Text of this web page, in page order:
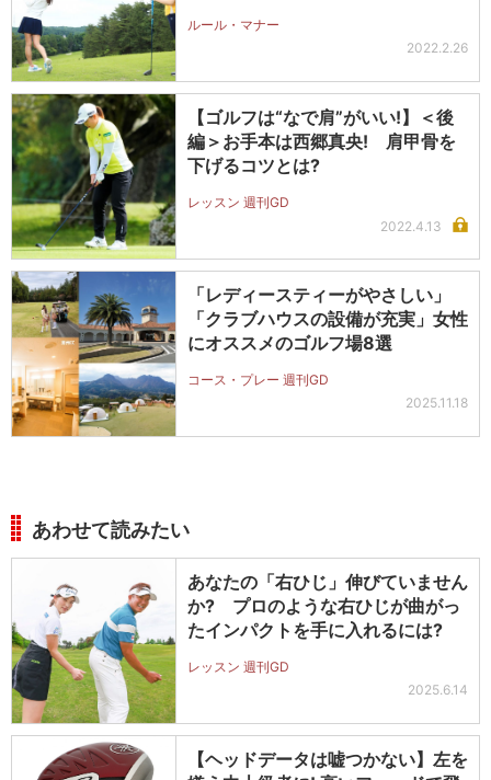
ルール・マナー
2022.2.26
【ゴルフは“なで肩”がいい!】＜後
編＞お手本は西郷真央! 肩甲骨を
下げるコツとは?
レッスン 週刊GD
2022.4.13
「レディースティーがやさしい」
「クラブハウスの設備が充実」女性
にオススメのゴルフ場8選
コース・プレー 週刊GD
2025.11.18
あわせて読みたい
あなたの「右ひじ」伸びていません
か? プロのような右ひじが曲がっ
たインパクトを手に入れるには?
レッスン 週刊GD
2025.6.14
【ヘッドデータは嘘つかない】左を